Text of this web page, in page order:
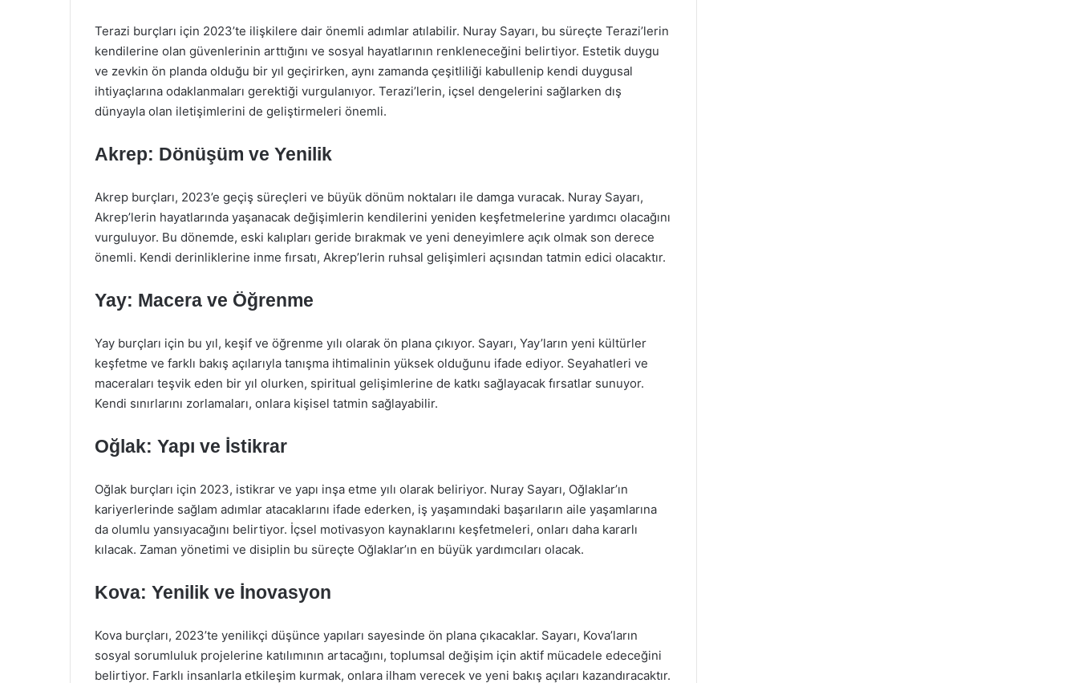
Terazi burçları için 2023’te ilişkilere dair önemli adımlar atılabilir. Nuray Sayarı, bu süreçte Terazi’lerin
kendilerine olan güvenlerinin arttığını ve sosyal hayatlarının renkleneceğini belirtiyor. Estetik duygu
ve zevkin ön planda olduğu bir yıl geçirirken, aynı zamanda çeşitliliği kabullenip kendi duygusal
ihtiyaçlarına odaklanmaları gerektiği vurgulanıyor. Terazi’lerin, içsel dengelerini sağlarken dış
dünyayla olan iletişimlerini de geliştirmeleri önemli.
Akrep: Dönüşüm ve Yenilik
Akrep burçları, 2023’e geçiş süreçleri ve büyük dönüm noktaları ile damga vuracak. Nuray Sayarı,
Akrep’lerin hayatlarında yaşanacak değişimlerin kendilerini yeniden keşfetmelerine yardımcı olacağını
vurguluyor. Bu dönemde, eski kalıpları geride bırakmak ve yeni deneyimlere açık olmak son derece
önemli. Kendi derinliklerine inme fırsatı, Akrep’lerin ruhsal gelişimleri açısından tatmin edici olacaktır.
Yay: Macera ve Öğrenme
Yay burçları için bu yıl, keşif ve öğrenme yılı olarak ön plana çıkıyor. Sayarı, Yay’ların yeni kültürler
keşfetme ve farklı bakış açılarıyla tanışma ihtimalinin yüksek olduğunu ifade ediyor. Seyahatleri ve
maceraları teşvik eden bir yıl olurken, spiritual gelişimlerine de katkı sağlayacak fırsatlar sunuyor.
Kendi sınırlarını zorlamaları, onlara kişisel tatmin sağlayabilir.
Oğlak: Yapı ve İstikrar
Oğlak burçları için 2023, istikrar ve yapı inşa etme yılı olarak beliriyor. Nuray Sayarı, Oğlaklar’ın
kariyerlerinde sağlam adımlar atacaklarını ifade ederken, iş yaşamındaki başarıların aile yaşamlarına
da olumlu yansıyacağını belirtiyor. İçsel motivasyon kaynaklarını keşfetmeleri, onları daha kararlı
kılacak. Zaman yönetimi ve disiplin bu süreçte Oğlaklar’ın en büyük yardımcıları olacak.
Kova: Yenilik ve İnovasyon
Kova burçları, 2023’te yenilikçi düşünce yapıları sayesinde ön plana çıkacaklar. Sayarı, Kova’ların
sosyal sorumluluk projelerine katılımının artacağını, toplumsal değişim için aktif mücadele edeceğini
belirtiyor. Farklı insanlarla etkileşim kurmak, onlara ilham verecek ve yeni bakış açıları kazandıracaktır.